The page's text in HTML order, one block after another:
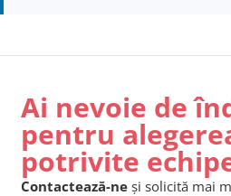
Ai nevoie de
pentru
potrivite
Contactează-ne și solicită mai